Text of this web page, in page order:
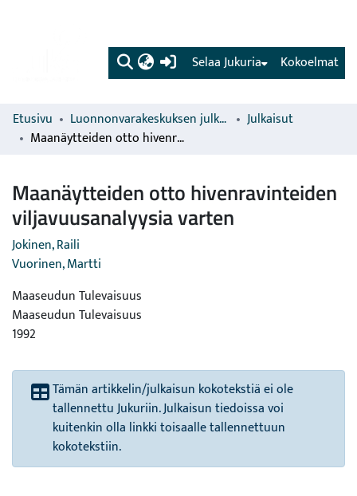
(current) Kokoelmat
Selaa Jukuria
Etusivu Luonnonvarakeskuksen julkaisut
Julkaisut
Maanäytteiden otto hivenravinteiden viljavuusanalyysia varten
Maanäytteiden otto hivenravinteiden
viljavuusanalyysia varten
Jokinen, Raili
Vuorinen, Martti
Maaseudun Tulevaisuus
Maaseudun Tulevaisuus
1992
Tämän artikkelin/julkaisun kokotekstiä ei ole
tallennettu Jukuriin. Julkaisun tiedoissa voi
kuitenkin olla linkki toisaalle tallennettuun
kokotekstiin.